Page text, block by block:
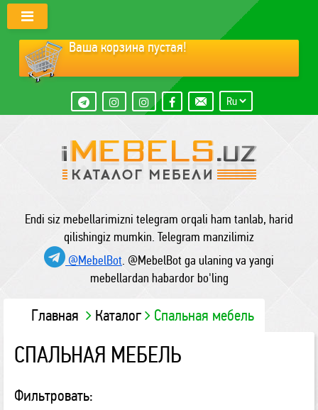
Ваша корзина пустая!
Endi siz mebellarimizni telegram orqali ham tanlab, harid
qilishingiz mumkin. Telegram manzilimiz
@MebelBot. @MebelBot ga ulaning va yangi
mebellardan habardor bo'ling
Главная Каталог Спальная мебель
СПАЛЬНАЯ МЕБЕЛЬ
Фильтровать: